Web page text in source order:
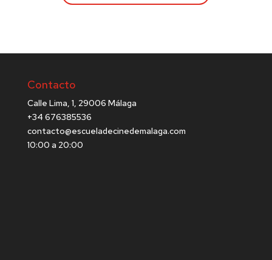
Contacto
Calle Lima, 1, 29006 Málaga
+34 676385536
contacto@escueladecinedemalaga.com
10:00 a 20:00